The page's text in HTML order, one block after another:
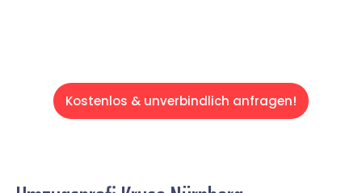
Kostenlos & unverbindlich anfragen!